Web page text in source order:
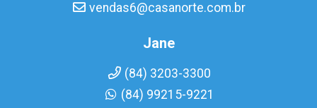
vendas6@casanorte.com.br
Jane
(84) 3203-3300
(84) 99215-9221